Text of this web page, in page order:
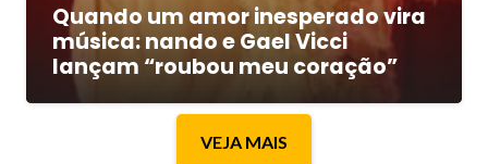
Quando um amor inesperado vira
música: nando e Gael Vicci
lançam “roubou meu coração”
VEJA MAIS